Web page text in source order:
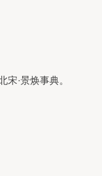
·景焕事典。